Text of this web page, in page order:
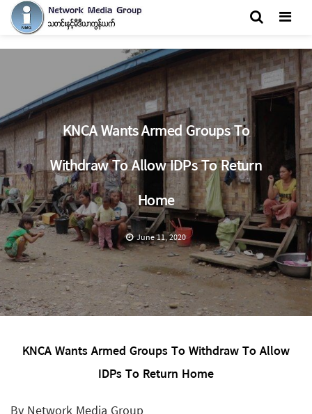
KNCA Wants Armed Groups To
Withdraw To Allow IDPs To Return
Home
June 11, 2020
KNCA Wants Armed Groups To Withdraw To Allow
IDPs To Return Home